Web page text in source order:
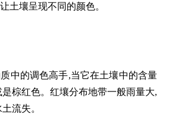
土壤呈现不同的颜色。
中的调色高手,当它在土壤中的含量
棕红色。红壤分布地带一般雨量大,
流失。